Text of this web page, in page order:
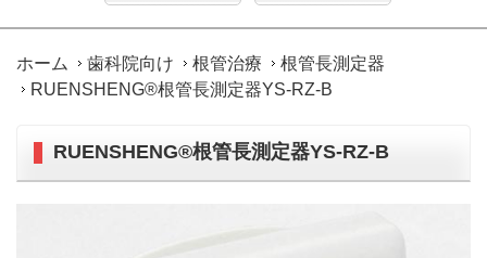
ホーム 歯科院向け 根管治療
根管長測定器
RUENSHENG®根管長測定器YS-RZ-B
RUENSHENG®根管長測定器YS-RZ-B